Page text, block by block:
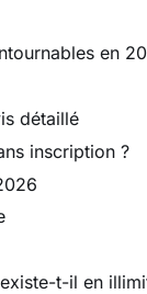
en
détaillé
inscription ?
t-il en